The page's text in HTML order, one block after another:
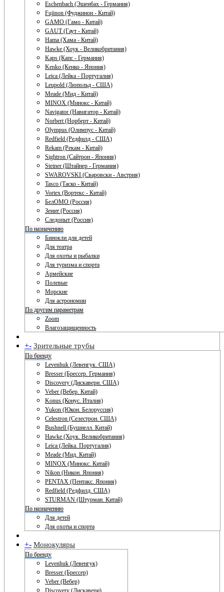
Eschenbach (Эшенбах - Германия)
Fujinon (Фуджинон - Китай)
GAMO (Гамо - Китай)
GAUT (Гаут - Китай)
Hama (Хама - Китай)
Hawke (Хоук - Великобритания)
Kaps (Капс - Германия)
Kenko (Кенко - Япония)
Leica (Лейка - Португалия)
Leupold (Люпольд - США)
Meade (Мид - Китай)
MINOX (Минокс - Китай)
Navigator (Навигатор - Китай)
Norbert (Норберт - Китай)
Olympus (Олимпус - Китай)
Redfield (Редфилд - США)
Rekam (Рекам - Китай)
Sightron (Сайтрон - Япония)
Steiner (Штайнер - Германия)
SWAROVSKI (Сваровски - Австрия)
Tasco (Таско - Китай)
Vortex (Вортекс - Китай)
БелОМО (Россия)
Зенит (Россия)
Следопыт (Россия)
По назначению
Бинокли для детей
Для театра
Для охоты и рыбалки
Для туризма и спорта
Армейские
Полевые
Морские
Для астрономии
По другим параметрам
Zoom
Влагозащищенность
+- Зрительные трубы
По бренду
Levenhuk (Левенгук. США)
Bresser (Брессер. Германия)
Discovery (Дискавери. США)
Veber (Вебер. Китай)
Konus (Конус. Италия)
Yukon (Юкон. Белоруссия)
Celestron (Селестрон. США)
Bushnell (Бушнелл. Китай)
Hawke (Хоук. Великобритания)
Leica (Лейка. Португалия)
Meade (Мид. Китай)
MINOX (Минокс. Китай)
Nikon (Никон. Япония)
PENTAX (Пентакс. Япония)
Redfield (Редфилд. США)
STURMAN (Штурман. Китай)
По назначению
Для детей
Для охоты и спорта
+- Монокуляры
По бренду
Levenhuk (Левенгук)
Bresser (Брессер)
Veber (Вебер)
Discovery (Дискавери)